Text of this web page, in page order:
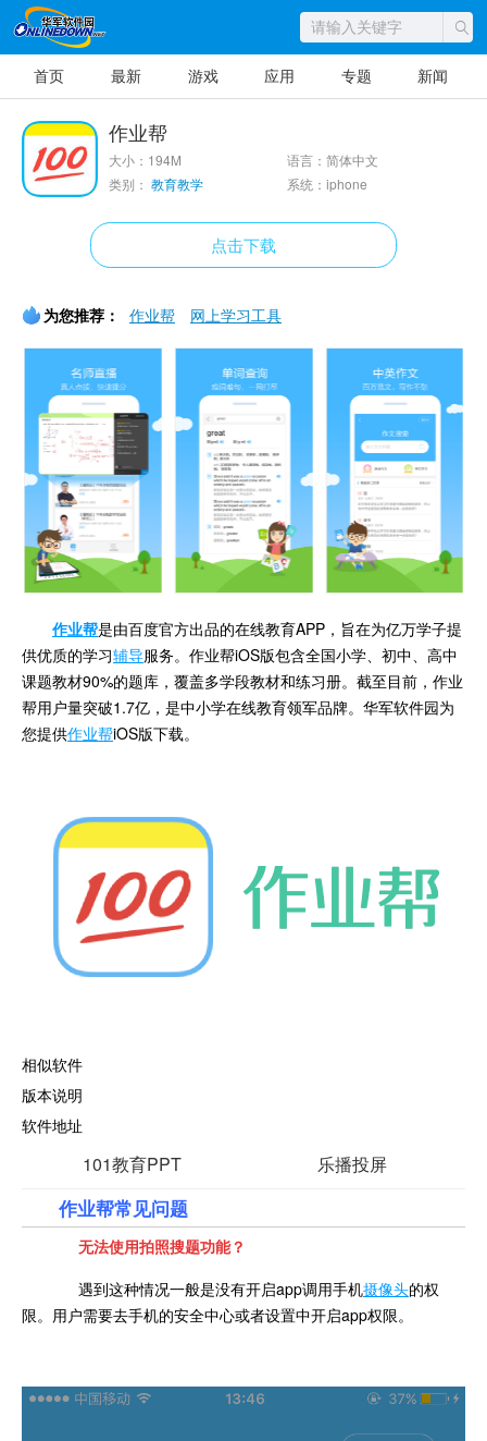
首页 最新 游戏 应用 专题 新闻
作业帮
大小：194M
语言：简体中文
类别： 教育教学 系统：iphone
点击下载
为您推荐： 作业帮 网上学习工具
作业帮是由百度官方出品的在线教育APP，旨在为亿万学子提
供优质的学习辅导服务。作业帮iOS版包含全国小学、初中、高中
课题教材90%的题库，覆盖多学段教材和练习册。截至目前，作业
帮用户量突破1.7亿，是中小学在线教育领军品牌。华军软件园为
您提供作业帮iOS版下载。
相似软件
版本说明
软件地址
101教育PPT
一体化教学软件
查看
乐播投屏
XMIND 8
时刻头脑风暴
查看 查看
作业帮常见问题
无法使用拍照搜题功能？
遇到这种情况一般是没有开启app调用手机摄像头的权
限。用户需要去手机的安全中心或者设置中开启app权限。